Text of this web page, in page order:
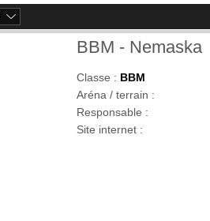
BBM - Nemaska
Classe : BBM
Aréna / terrain :
Responsable :
Site internet :